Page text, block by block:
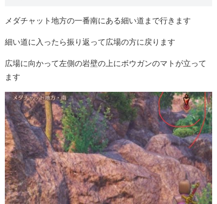
メダチャット地方の一番南にある細い道まで行きます
細い道に入ったら振り返って広場の方に戻ります
広場に向かって左側の岩壁の上にボウガンのマトが立って
ます